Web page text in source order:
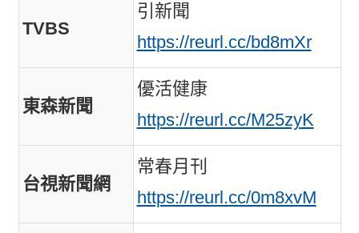
TVBS
引新聞
https://reurl.cc/bd8mXr
東森新聞
優活健康
https://reurl.cc/M25zyK
台視新聞網
常春月刊
https://reurl.cc/0m8xvM